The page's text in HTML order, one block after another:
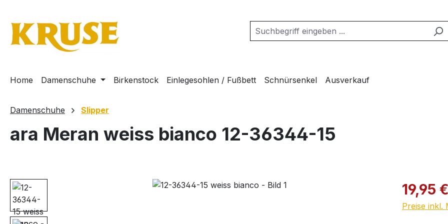
Home Damenschuhe Birkenstock Einlegesohlen / Fußbett Schnürsenkel Ausverkauf
Damenschuhe Slipper
ara Meran weiss bianco 12-36344-15
Bildergalerie überspringen 19,95 €
Preise inkl.